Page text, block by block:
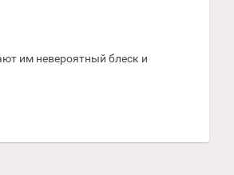
им невероятный блеск и